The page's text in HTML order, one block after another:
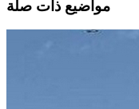
مواضيع ذات صلة